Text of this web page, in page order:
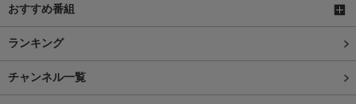
おすすめ番組
ランキング
チャンネル一覧